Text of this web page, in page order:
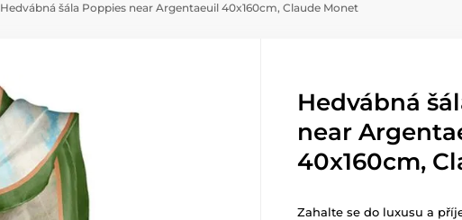
Hedvábná šála Poppies near Argentaeuil 40x160cm, Claude Monet
Hedvábná
near
40x160cm,
Zahalte se do luxusu a